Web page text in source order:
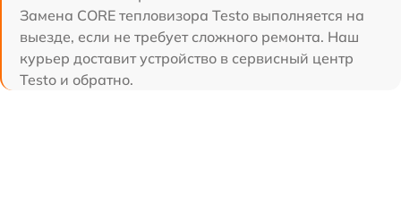
Замена CORE тепловизора Testo выполняется на
выезде, если не требует сложного ремонта. Наш
курьер доставит устройство в сервисный центр
Testo и обратно.